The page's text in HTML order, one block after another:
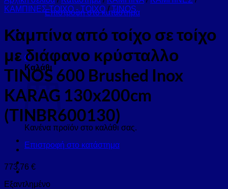
Επιστροφή στο κατάστημα
0
Καλάθι
Κανένα προϊόν στο καλάθι σας.
Επιστροφή στο κατάστημα
ΚΑΜΠΙΝΕΣ ΤΟΙΧΟ - ΤΟΙΧΟ / TINOS
Καμπίνα από τοίχο σε τοίχο
με διάφανο κρύσταλλο
TINOS 600 Brushed Inox
KARAG 130x200cm
(TINBR600130)
773,76 €
Εξαντλημένο